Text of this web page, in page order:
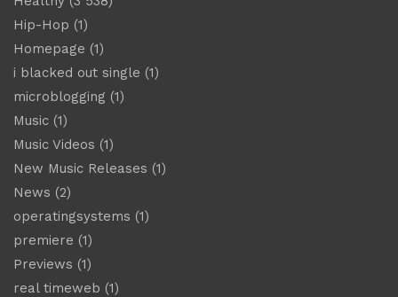
Hip-Hop (1)
Homepage (1)
i blacked out single (1)
microblogging (1)
Music (1)
Music Videos (1)
New Music Releases (1)
News (2)
operatingsystems (1)
premiere (1)
Previews (1)
real timeweb (1)